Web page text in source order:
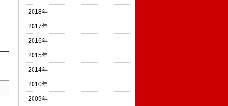
2018年
2017年
2016年
2015年
2014年
2010年
2009年